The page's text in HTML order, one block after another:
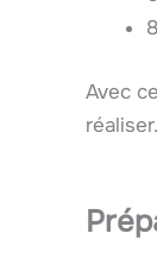
Avec
réaliser.